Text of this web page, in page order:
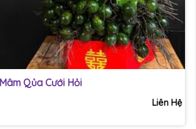
Mâm Qủa Cưới Hỏi
Liên Hệ